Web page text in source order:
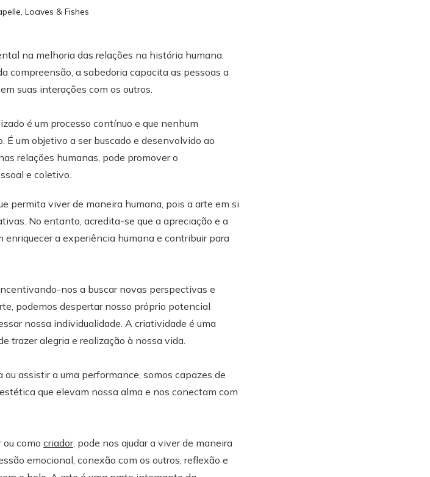
Loaves & Fishes
na melhoria das relações na história humana.
compreensão, a sabedoria capacita as pessoas a
suas interações com os outros.
é um processo contínuo e que nenhum
um objetivo a ser buscado e desenvolvido ao
relações humanas, pode promover o
e coletivo.
permita viver de maneira humana, pois a arte em si
No entanto, acredita-se que a apreciação e a
a experiência humana e contribuir para
nos a buscar novas perspectivas e
podemos despertar nosso próprio potencial
nossa individualidade. A criatividade é uma
trazer alegria e realização à nossa vida.
assistir a uma performance, somos capazes de
que elevam nossa alma e nos conectam com
como criador, pode nos ajudar a viver de maneira
emocional, conexão com os outros, reflexão e